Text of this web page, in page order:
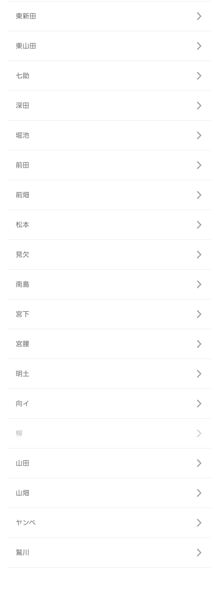
東新田
東山田
七助
深田
堀池
前田
前畑
松本
見欠
南島
宮下
宮腰
明土
向イ
柳
山田
山畑
ヤンベ
鷲川